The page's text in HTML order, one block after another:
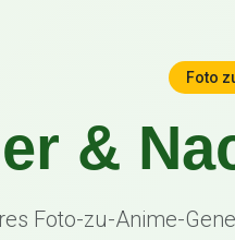
Foto
&
Foto-zu-Anime-